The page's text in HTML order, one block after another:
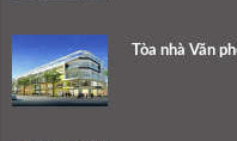
Tòa nhà Văn